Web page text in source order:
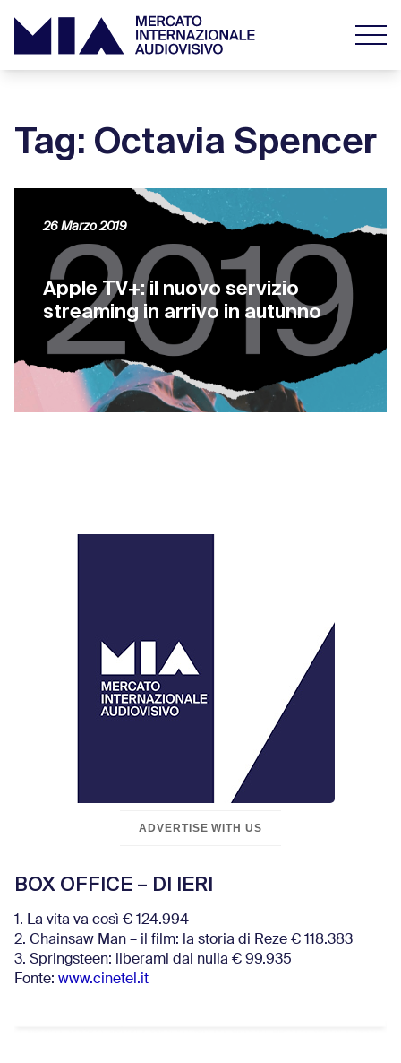
Tag: Octavia Spencer
Apple TV+: il nuovo servizio
streaming in arrivo in autunno
26 Marzo 2019
ADVERTISE WITH US
BOX OFFICE – DI IERI
1. La vita va così € 124.994
2. Chainsaw Man – il film: la storia di Reze € 118.383
3. Springsteen: liberami dal nulla € 99.935
Fonte: www.cinetel.it